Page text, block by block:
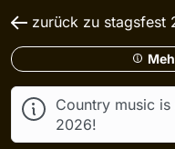
zurück zu stagsfest
Country music
2026!